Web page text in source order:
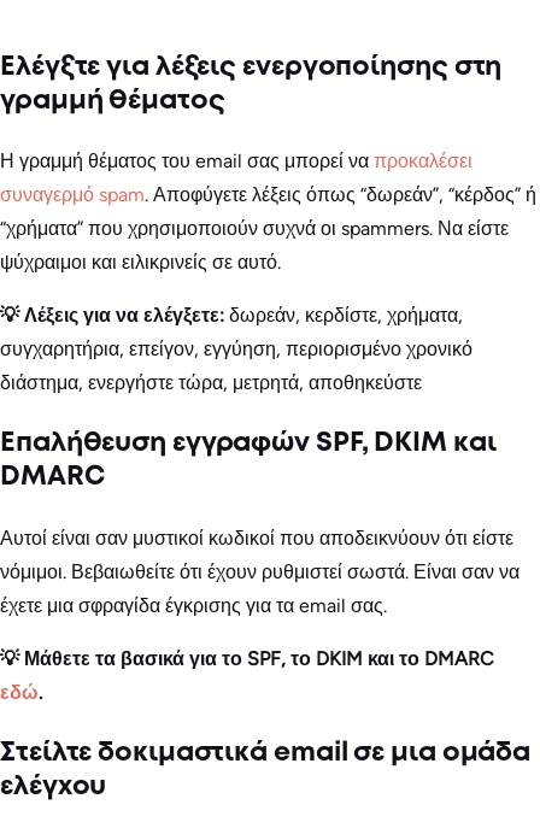
Ελέγξτε για λέξεις ενεργοποίησης στη
γραμμή θέματος
Η γραμμή θέματος του email σας μπορεί να προκαλέσει
συναγερμό spam. Αποφύγετε λέξεις όπως “δωρεάν”, “κέρδος” ή
“χρήματα” που χρησιμοποιούν συχνά οι spammers. Να είστε
ψύχραιμοι και ειλικρινείς σε αυτό.
💡 Λέξεις για να ελέγξετε: δωρεάν, κερδίστε, χρήματα,
συγχαρητήρια, επείγον, εγγύηση, περιορισμένο χρονικό
διάστημα, ενεργήστε τώρα, μετρητά, αποθηκεύστε
Επαλήθευση εγγραφών SPF, DKIM και
DMARC
Αυτοί είναι σαν μυστικοί κωδικοί που αποδεικνύουν ότι είστε
νόμιμοι. Βεβαιωθείτε ότι έχουν ρυθμιστεί σωστά. Είναι σαν να
έχετε μια σφραγίδα έγκρισης για τα email σας.
💡 Μάθετε τα βασικά για το SPF, το DKIM και το DMARC
εδώ.
Στείλτε δοκιμαστικά email σε μια ομάδα
ελέγχου